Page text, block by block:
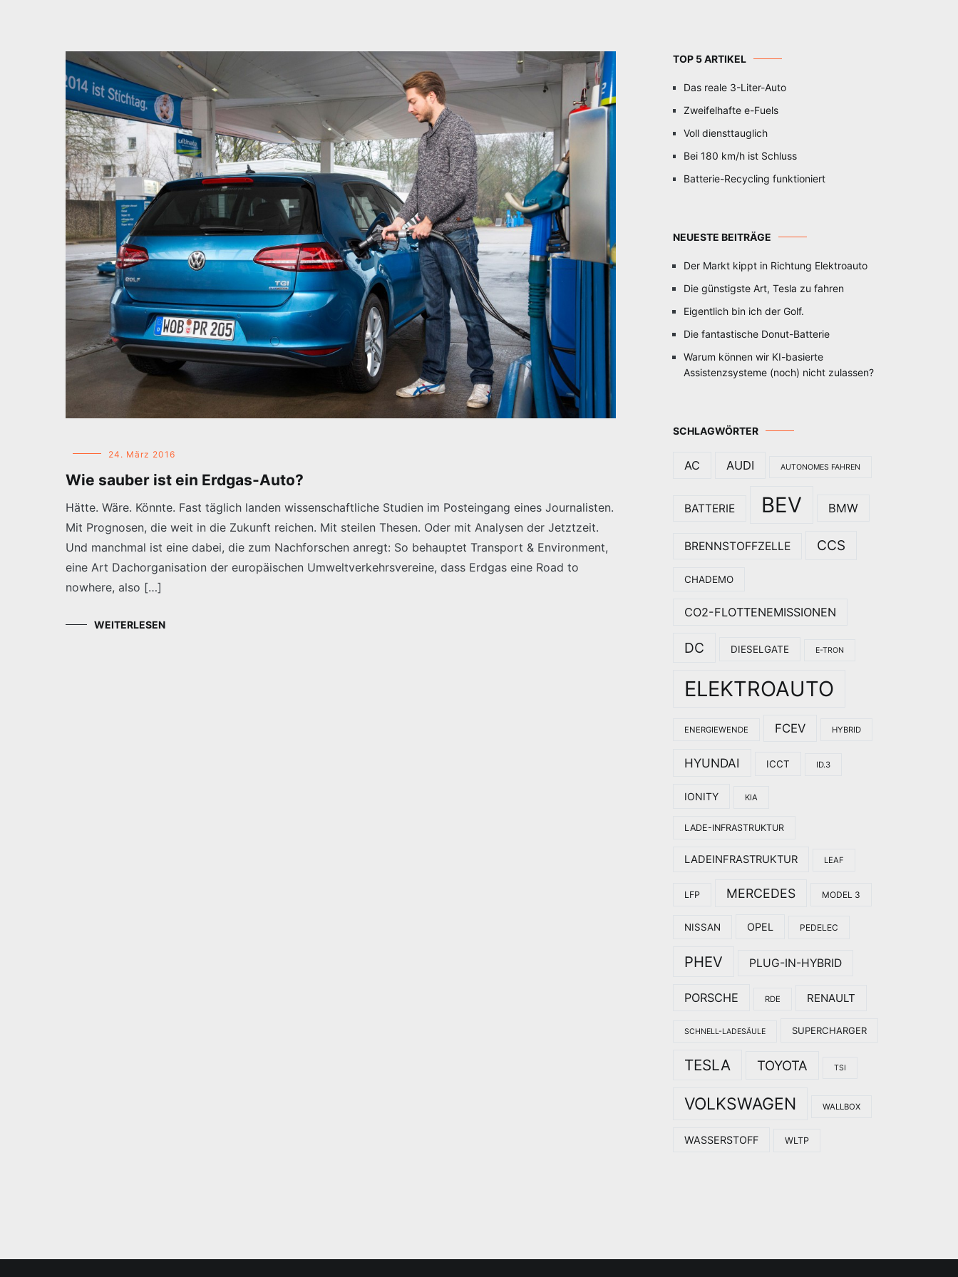
24. März 2016
Wie sauber ist ein Erdgas-Auto?
Hätte. Wäre. Könnte. Fast täglich landen wissenschaftliche Studien im Posteingang eines Journalisten.
Mit Prognosen, die weit in die Zukunft reichen. Mit steilen Thesen. Oder mit Analysen der Jetztzeit.
Und manchmal ist eine dabei, die zum Nachforschen anregt: So behauptet Transport & Environment,
eine Art Dachorganisation der europäischen Umweltverkehrsvereine, dass Erdgas eine Road to
nowhere, also […]
WEITERLESEN
TOP 5 ARTIKEL
Das reale 3-Liter-Auto
Zweifelhafte e-Fuels
Voll diensttauglich
Bei 180 km/h ist Schluss
Batterie-Recycling funktioniert
NEUESTE BEITRÄGE
Der Markt kippt in Richtung Elektroauto
Die günstigste Art, Tesla zu fahren
Eigentlich bin ich der Golf.
Die fantastische Donut-Batterie
Warum können wir KI-basierte
Assistenzsysteme (noch) nicht zulassen?
SCHLAGWÖRTER
AC AUDI AUTONOMES FAHREN
BATTERIE BEV BMW
BRENNSTOFFZELLE CCS
CHADEMO
CO2-FLOTTENEMISSIONEN
DC DIESELGATE E-TRON
ELEKTROAUTO
ENERGIEWENDE FCEV HYBRID
HYUNDAI ICCT ID.3
IONITY KIA
LADE-INFRASTRUKTUR
LADEINFRASTRUKTUR LEAF
LFP MERCEDES MODEL 3
NISSAN OPEL PEDELEC
PHEV PLUG-IN-HYBRID
PORSCHE RDE RENAULT
SCHNELL-LADESÄULE SUPERCHARGER
TESLA TOYOTA TSI
VOLKSWAGEN WALLBOX
WASSERSTOFF WLTP